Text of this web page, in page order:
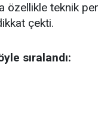
özellikle teknik
çekti.
sıralandı: